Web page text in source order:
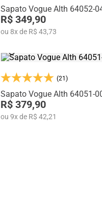
Sapato Vogue Alth 64052-
R$ 349,90
ou 8xde R$ 43,73
(21)
Sapato Vogue Alth 64051-
R$ 379,90
ou 9xde R$ 42,21